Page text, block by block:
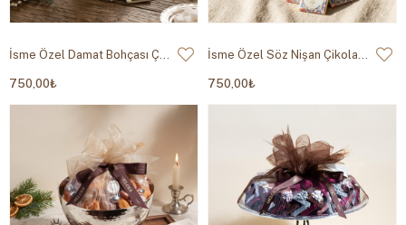
İsme Özel Damat Bohçası Çikolatası Silindir Kutu
750,00₺
İsme Özel Söz Nişan Çikolatası Silindir Kutu
750,00₺